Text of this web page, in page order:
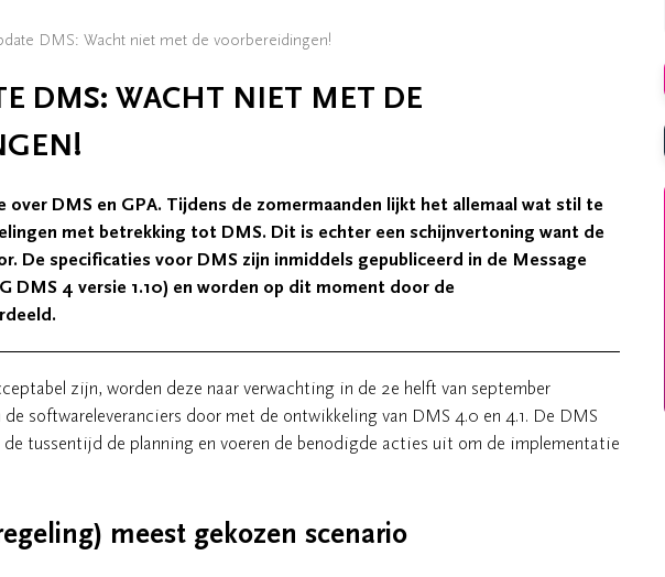
DMS: Wacht niet met de voorbereidingen!
DMS: WACHT NIET MET DE
DMS en GPA. Tijdens de zomermaanden lijkt het allemaal wat stil te
met betrekking tot DMS. Dit is echter een schijnvertoning want de
De specificaties voor DMS zijn inmiddels gepubliceerd in de Message
DMS 4 versie 1.10) en worden op dit moment door de
zijn, worden deze naar verwachting in de 2e helft van september
softwareleveranciers door met de ontwikkeling van DMS 4.0 en 4.1. De DMS
tussentijd de planning en voeren de benodigde acties uit om de implementatie
meest gekozen scenario